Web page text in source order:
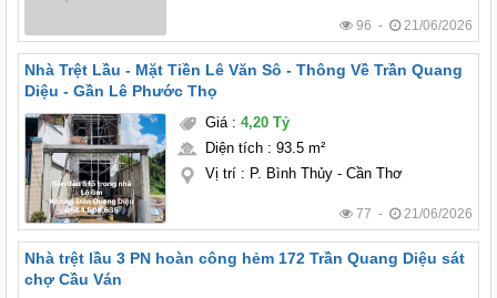
96 - 21/06/2026
Nhà Trệt Lầu - Mặt Tiền Lê Văn Sô - Thông Về Trần Quang
Diệu - Gần Lê Phước Thọ
Giá: 4,20 Tỷ
Diện tích: 93.5 m²
Vị trí: P. Bình Thủy - Cần Thơ
77 - 21/06/2026
Nhà trệt lầu 3 PN hoàn công hẻm 172 Trần Quang Diệu sát
chợ Cầu Ván